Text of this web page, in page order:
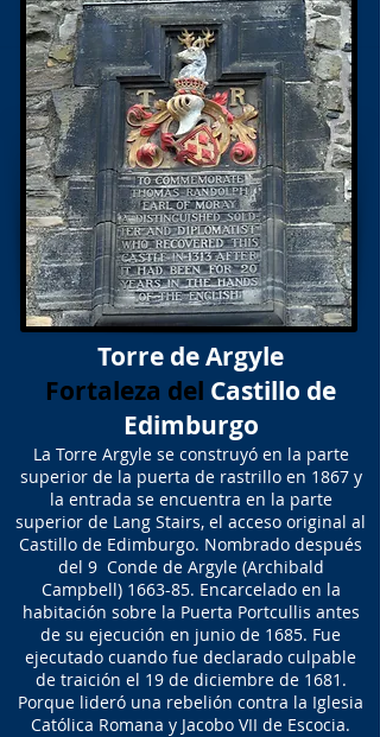
Torre de Argyle
Fortaleza del Castillo de
Edimburgo
La Torre Argyle se construyó en la parte
superior de la puerta de rastrillo en 1867 y
la entrada se encuentra en la parte
superior de Lang Stairs, el acceso original al
Castillo de Edimburgo. Nombrado después
del 9 Conde de Argyle (Archibald
Campbell) 1663-85. Encarcelado en la
habitación sobre la Puerta Portcullis antes
de su ejecución en junio de 1685. Fue
ejecutado cuando fue declarado culpable
de traición el 19 de diciembre de 1681.
Porque lideró una rebelión contra la Iglesia
Católica Romana y Jacobo VII de Escocia.